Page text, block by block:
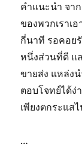
คำแนะนำ จา
ของพวกเราเ
กี่นาที รอคอย
หนึ่งส่วนที่ดี แ
ขายส่ง แหล่งน
ตอบโจทย์ได้ง่
เพียงตกระแส
…